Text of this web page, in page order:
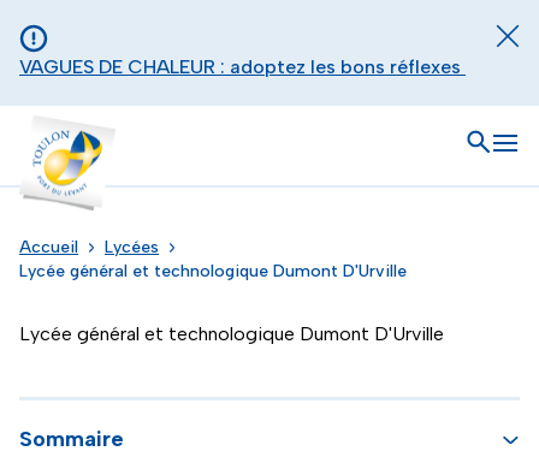
VAGUES DE CHALEUR : adoptez les bons réflexes
Toulon - Port du levant, retour à l'accueil
Ouvrir
Accueil
Lycées
Lycée général et technologique Dumont D'Urville
Lycée général et technologique Dumont D'Urville
Sommaire